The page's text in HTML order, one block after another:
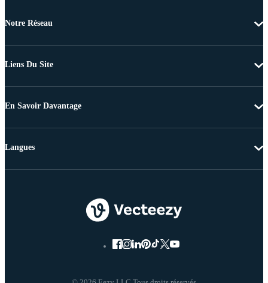
Notre Réseau
Liens Du Site
En Savoir Davantage
Langues